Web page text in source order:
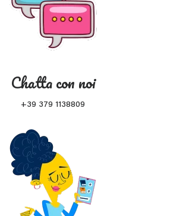
Chatta con noi
+39 379 1138809